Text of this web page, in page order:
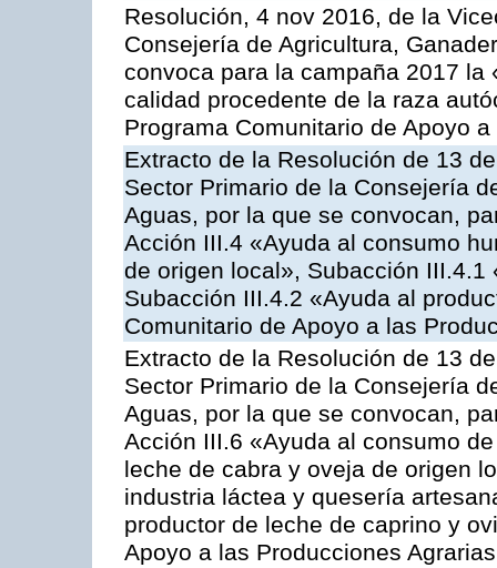
Resolución, 4 nov 2016, de la
Consejería de Agricultura,
convoca para la campaña 2017
calidad procedente de la raza
Programa Comunitario de Apoyo
Extracto de la Resolución de 13
Sector Primario de la Consejería
Aguas, por la que se convocan,
Acción III.4 «Ayuda al consumo
de origen local», Subacción
Subacción III.4.2 «Ayuda al
Comunitario de Apoyo a las
Extracto de la Resolución de 13
Sector Primario de la Consejería
Aguas, por la que se convocan,
Acción III.6 «Ayuda al consumo
leche de cabra y oveja de origen
industria láctea y quesería
productor de leche de caprino y
Apoyo a las Producciones